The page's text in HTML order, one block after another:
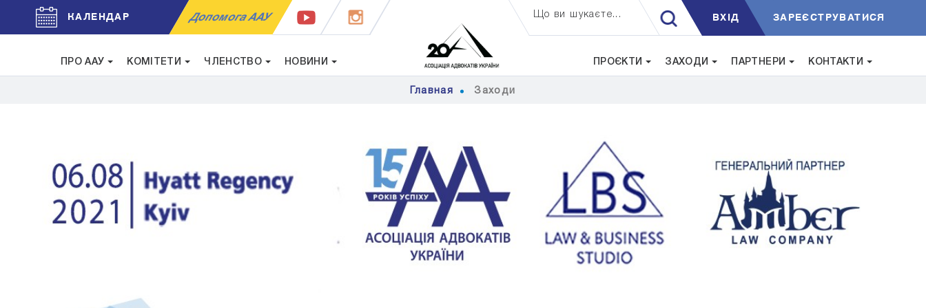
КАЛЕНДАР Допомога ААУ Що ви шукаєте... ВXIД ЗАРЕЄСТРУВАТИСЯ
ПРО ААУ КОМІТЕТИ ЧЛЕНСТВО НОВИНИ ПРОЄКТИ ЗАХОДИ ПАРТНЕРИ КОНТАКТИ
Главная Заходи